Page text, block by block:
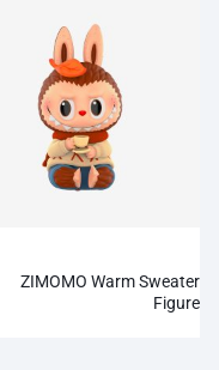
ZIMOMO Warm Sweater
Figure